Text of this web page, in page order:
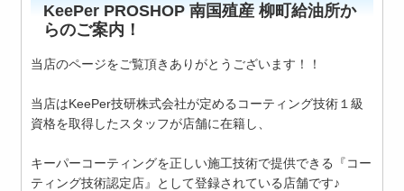
KeePer PROSHOP 南国殖産 柳町給油所か
らのご案内！
当店のページをご覧頂きありがとうございます！！
当店はKeePer技研株式会社が定めるコーティング技術１級
資格を取得したスタッフが店舗に在籍し、
キーパーコーティングを正しい施工技術で提供できる『コー
ティング技術認定店』として登録されている店舗です♪